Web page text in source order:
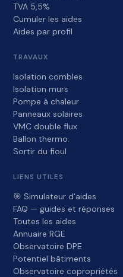
TVA 5,5%
Cumuler les aides
Aides par profil
TRAVAUX
Isolation combles
Isolation murs
Pompe à chaleur
Panneaux solaires
VMC double flux
Ballon thermo.
Sortir du fioul
LIENS UTILES
🎯 Simulateur d'aides
FAQ — guides et réponses
Toutes les aides
Annuaire RGE
Observatoire DPE
Potentiel bâtiments
Observatoire copropriétés